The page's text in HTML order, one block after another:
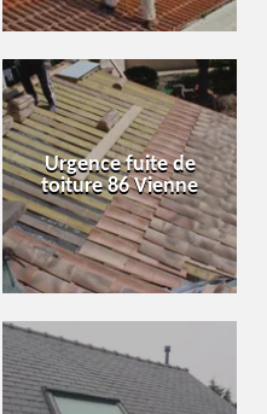
Urgence fuite de
toiture 86 Vienne